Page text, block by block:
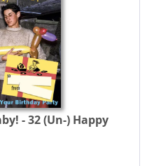
- 32 (Un-) Happy